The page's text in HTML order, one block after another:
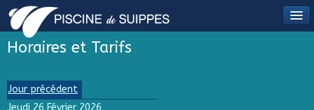
Horaires et Tarifs
Jour précédent
Jeudi 26 Février 2026